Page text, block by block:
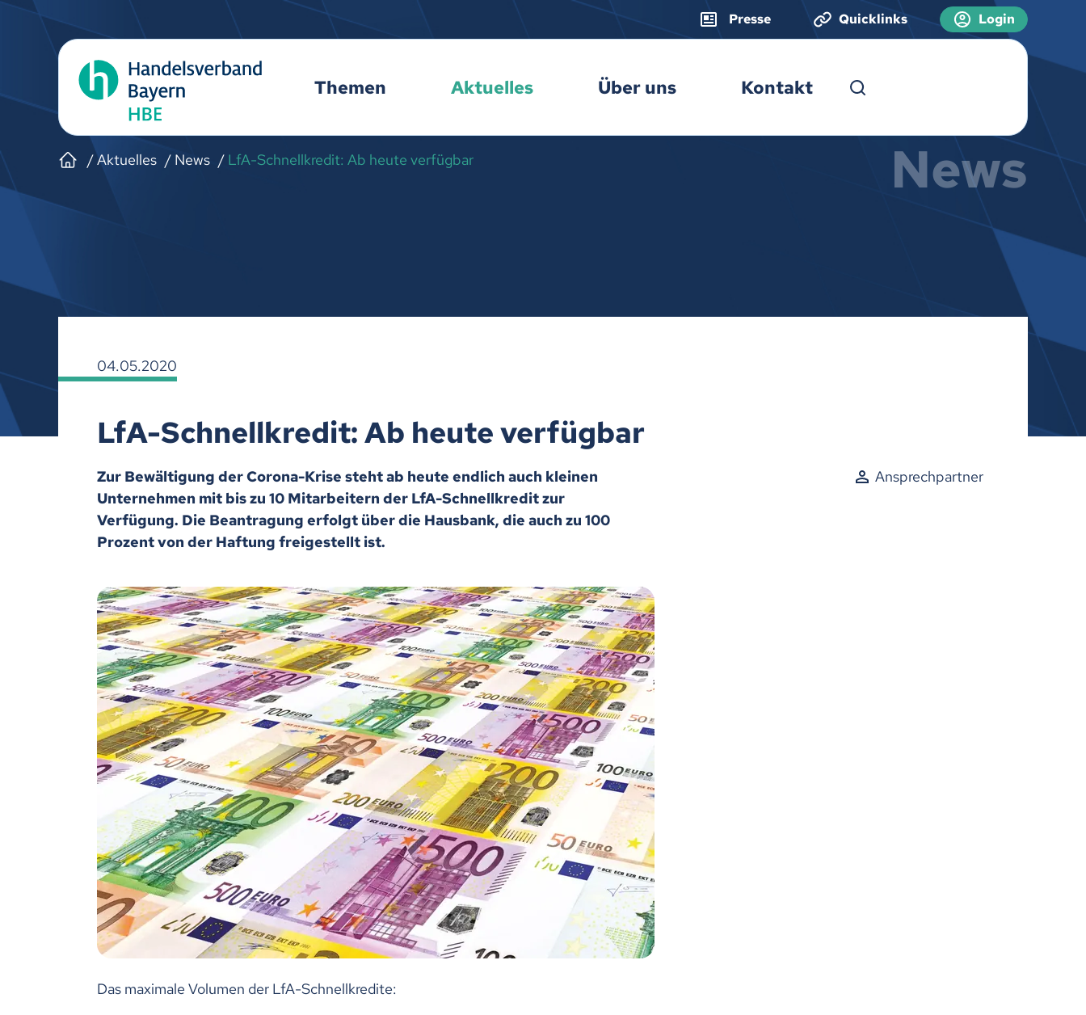
Presse Quicklinks Login
Themen Aktuelles Über uns Kontakt
Aktuelles News LfA-Schnellkredit: Ab heute verfügbar News
04.05.2020
LfA-Schnellkredit: Ab heute verfügbar
Zur Bewältigung der Corona-Krise steht ab heute endlich auch kleinen
Unternehmen mit bis zu 10 Mitarbeitern der LfA-Schnellkredit zur
Verfügung. Die Beantragung erfolgt über die Hausbank, die auch zu 100
Prozent von der Haftung freigestellt ist.
Ansprechpartner
Das maximale Volumen der LfA-Schnellkredite: